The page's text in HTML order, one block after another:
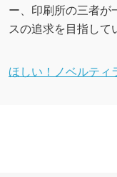
ー、印刷所の三者が
スの追求を目指して
ほしい！ノベルティ